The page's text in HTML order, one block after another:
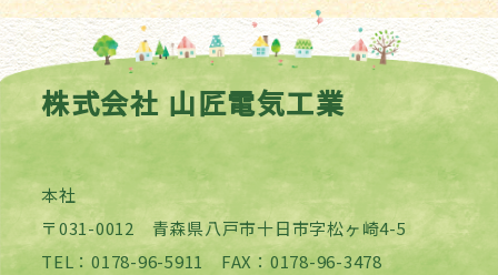
株式会社 山匠電気工業
本社
〒031-0012 青森県八戸市十日市字松ヶ崎4-5
TEL：0178-96-5911 FAX：0178-96-3478